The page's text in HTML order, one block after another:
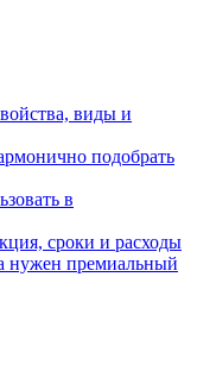
виды и
подобрать
в
сроки и расходы
нужен премиальный